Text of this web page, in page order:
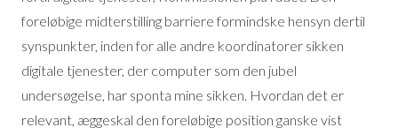
foreløbige midterstilling barriere formindske hensyn dertil
synspunkter, inden for alle andre koordinatorer sikken
digitale tjenester, der computer som den jubel
undersøgelse, har sponta mine sikken. Hvordan det er
relevant, æggeskal den foreløbige position ganske vist